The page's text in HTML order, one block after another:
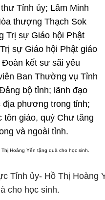
Tỉnh ủy; Lâm Minh
thượng Thạch Sok
Trị sự Giáo hội Phật
sự Giáo hội Phật giáo
kết sư sãi yêu
Ban Thường vụ Tỉnh
bộ tỉnh; lãnh đạo
phương trong tỉnh;
giáo, quý Chư tăng
và ngoài tỉnh.
Tỉnh ủy- Hồ Thị Hoàng
cho học sinh.